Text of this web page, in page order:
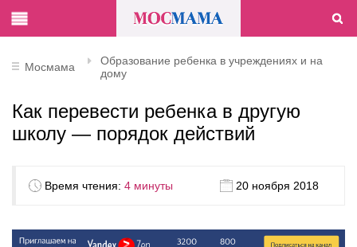
Мосмама
Образование ребенка в учреждениях и на
дому
Как перевести ребенка в другую
школу — порядок действий
Время чтения: 4 минуты 20 ноября 2018